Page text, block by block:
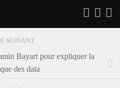
SUIVANT
Bayart pour expliquer la
des data